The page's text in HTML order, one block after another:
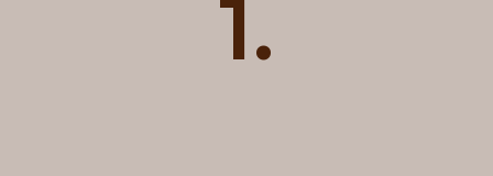
1.